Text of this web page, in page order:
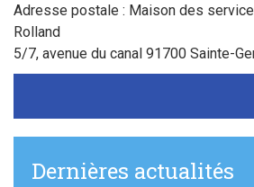
Adresse postale : Maison des
Rolland
5/7, avenue du canal 91700 Sainte-
Dernières actualités